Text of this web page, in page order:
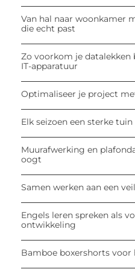
Van hal naar woonkamer
die echt past
Zo voorkom je datalekken
IT-apparatuur
Optimaliseer je project
Elk seizoen een sterke
Muurafwerking en
oogt
Samen werken aan een
Engels leren spreken als
ontwikkeling
Bamboe boxershorts